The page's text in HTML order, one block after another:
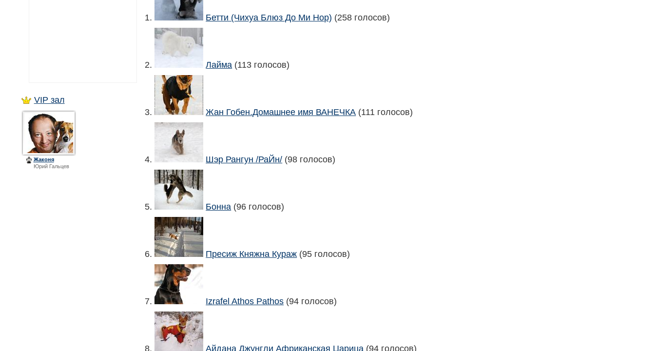
VIP зал
Жаконя
Юрий Гальцев
1. Бетти (Чихуа Блюз До Ми Нор) (258 голосов)
2. Лайма (113 голосов)
3. Жан Гобен.Домашнее имя ВАНЕЧКА (111 голосов)
4. Шэр Рангун /РаЙн/ (98 голосов)
5. Бонна (96 голосов)
6. Пресиж Княжна Кураж (95 голосов)
7. Izrafel Athos Pathos (94 голосов)
8. Айдана Джунгли Африканская Царица (94 голосов)